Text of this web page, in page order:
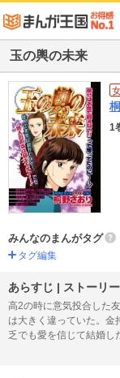
玉の輿の未来
1
みんなのまんがタグ
タグ編集
あらすじ | ストーリー
高2の時に意気投合した
は大きく違っていた。金
乏でも愛を信じて結婚し